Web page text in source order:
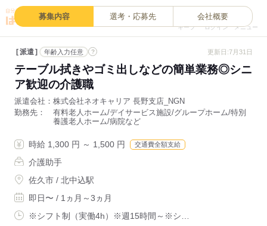
キープ ログイン メニュー
募集内容 選考・応募先 会社概要
派遣 年齢入力任意 ? 更新日:7月31日
テーブル拭きやゴミ出しなどの簡単業務◎シニ
ア歓迎の介護職
派遣会社
株式会社ネオキャリア 長野支店_NGN
勤務先
有料老人ホーム/デイサービス施設/グループホーム/特別
養護老人ホーム/病院など
時給 1,300 円 ～ 1,500 円 交通費全額支給
介護助手
佐久市 / 北中込駅
即日〜 / 1ヵ月～3ヵ月
※シフト制（実働4h）※週15時間～※シ…